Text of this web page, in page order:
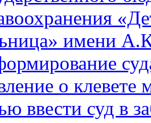
имени
о клевете
ввести суд в